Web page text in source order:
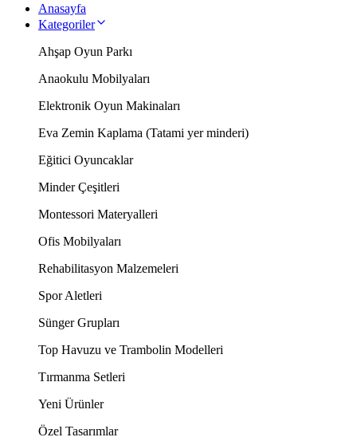
Anasayfa
Kategoriler
Ahşap Oyun Parkı
Anaokulu Mobilyaları
Elektronik Oyun Makinaları
Eva Zemin Kaplama (Tatami yer minderi)
Eğitici Oyuncaklar
Minder Çeşitleri
Montessori Materyalleri
Ofis Mobilyaları
Rehabilitasyon Malzemeleri
Spor Aletleri
Sünger Grupları
Top Havuzu ve Trambolin Modelleri
Tırmanma Setleri
Yeni Ürünler
Özel Tasarımlar